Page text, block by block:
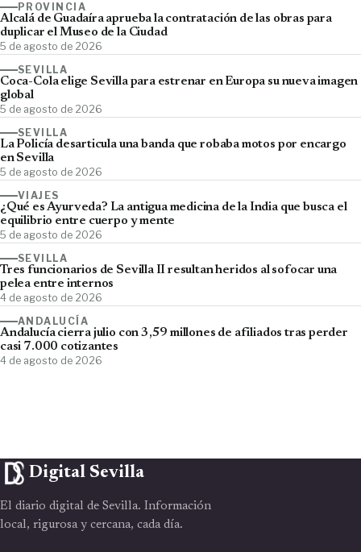
PROVINCIA
Alcalá de Guadaíra aprueba la contratación de las obras para
duplicar el Museo de la Ciudad
5 de agosto de 2026
SEVILLA
Coca-Cola elige Sevilla para estrenar en Europa su nueva imagen
global
5 de agosto de 2026
SEVILLA
La Policía desarticula una banda que robaba motos por encargo
en Sevilla
5 de agosto de 2026
VIAJES
¿Qué es Ayurveda? La antigua medicina de la India que busca el
equilibrio entre cuerpo y mente
5 de agosto de 2026
SEVILLA
Tres funcionarios de Sevilla II resultan heridos al sofocar una
pelea entre internos
4 de agosto de 2026
ANDALUCÍA
Andalucía cierra julio con 3,59 millones de afiliados tras perder
casi 7.000 cotizantes
4 de agosto de 2026
Digital Sevilla
El diario digital de Sevilla. Información
local, rigurosa y cercana, cada día.